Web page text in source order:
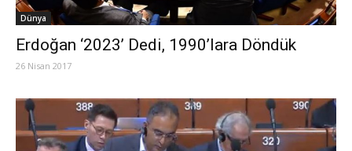
Dünya
Erdoğan ‘2023’ Dedi, 1990’lara Döndük
26 Nisan 2017